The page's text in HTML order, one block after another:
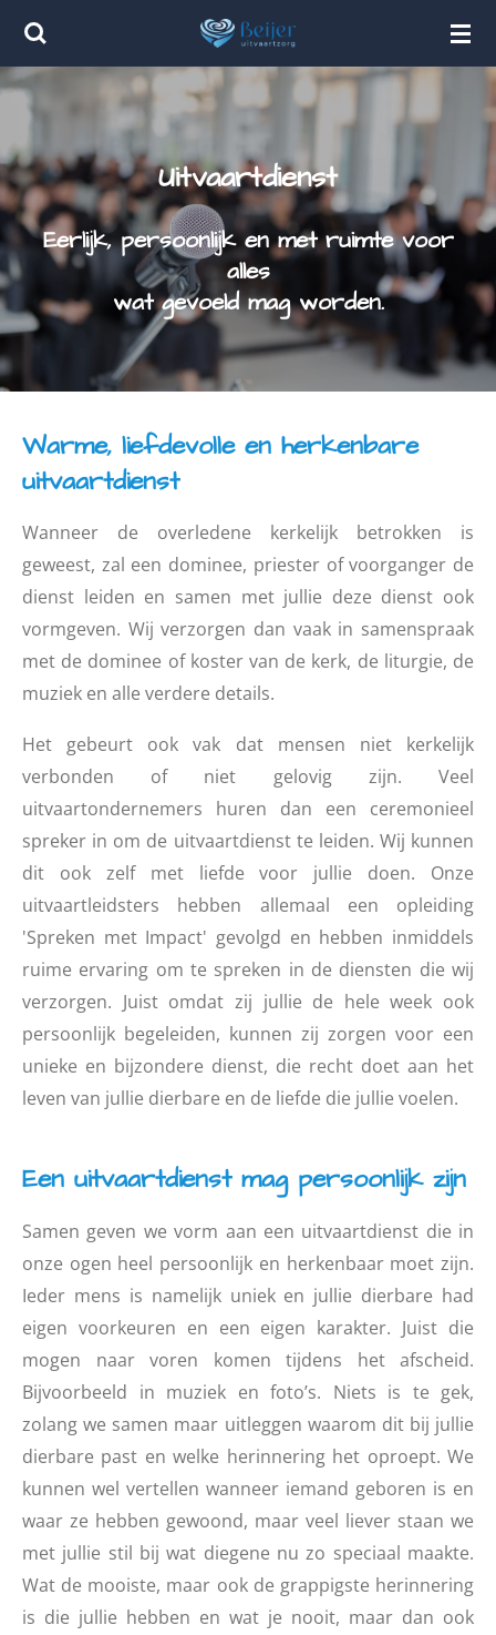
Ga
naar
hoofdinhoud
Uitvaartdienst
Eerlijk, persoonlijk en met ruimte voor
alles
wat gevoeld mag worden.
Warme, liefdevolle en herkenbare
uitvaartdienst
Wanneer de overledene kerkelijk betrokken is
geweest, zal een dominee, priester of voorganger de
dienst leiden en samen met jullie deze dienst ook
vormgeven. Wij verzorgen dan vaak in samenspraak
met de dominee of koster van de kerk, de liturgie, de
muziek en alle verdere details.
Het gebeurt ook vak dat mensen niet kerkelijk
verbonden of niet gelovig zijn. Veel
uitvaartondernemers huren dan een ceremonieel
spreker in om de uitvaartdienst te leiden. Wij kunnen
dit ook zelf met liefde voor jullie doen. Onze
uitvaartleidsters hebben allemaal een opleiding
'Spreken met Impact' gevolgd en hebben inmiddels
ruime ervaring om te spreken in de diensten die wij
verzorgen. Juist omdat zij jullie de hele week ook
persoonlijk begeleiden, kunnen zij zorgen voor een
unieke en bijzondere dienst, die recht doet aan het
leven van jullie dierbare en de liefde die jullie voelen.
Een uitvaartdienst mag persoonlijk zijn
Samen geven we vorm aan een uitvaartdienst die in
onze ogen heel persoonlijk en herkenbaar moet zijn.
Ieder mens is namelijk uniek en jullie dierbare had
eigen voorkeuren en een eigen karakter. Juist die
mogen naar voren komen tijdens het afscheid.
Bijvoorbeeld in muziek en foto’s. Niets is te gek,
zolang we samen maar uitleggen waarom dit bij jullie
dierbare past en welke herinnering het oproept. We
kunnen wel vertellen wanneer iemand geboren is en
waar ze hebben gewoond, maar veel liever staan we
met jullie stil bij wat diegene nu zo speciaal maakte.
Wat de mooiste, maar ook de grappigste herinnering
is die jullie hebben en wat je nooit, maar dan ook